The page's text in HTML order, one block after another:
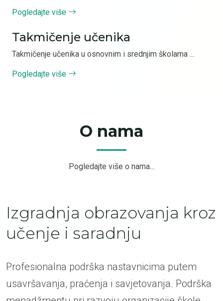
Pogledajte više
Takmičenje učenika
Takmičenje učenika u osnovnim i srednjim školama ...
Pogledajte više
O nama
Pogledajte više o nama...
Izgradnja obrazovanja kroz
učenje i saradnju
Profesionalna podrška nastavnicima putem
usavršavanja, praćenja i savjetovanja. Podrška